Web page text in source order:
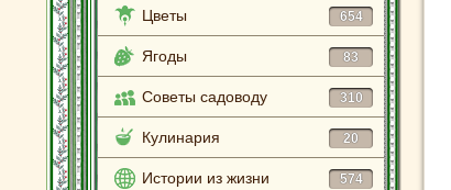
Цветы 654
Ягоды 83
Советы садоводу 310
Кулинария 20
Истории из жизни 574